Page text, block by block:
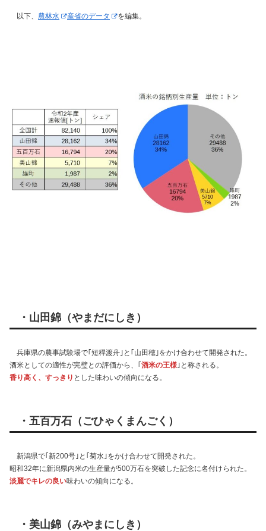
以下、 農林水 産省のデータ を編集。
・山田錦（やまだにしき）
兵庫県の農事試験場で｢短稈渡舟｣と｢山田穂｣をかけ合わせて開発された。
酒米としての適性が完璧との評価から、｢酒米の王様 ｣と称される。
香り高く、すっきり とした味わいの傾向になる。
・五百万石（ごひゃくまんごく）
新潟県で｢新200号｣と｢菊水｣をかけ合わせて開発された。
昭和32年に新潟県内米の生産量が500万石を突破した記念に名付けられた。
淡麗でキレの良い味わいの傾向になる。
・美山錦（みやまにしき）